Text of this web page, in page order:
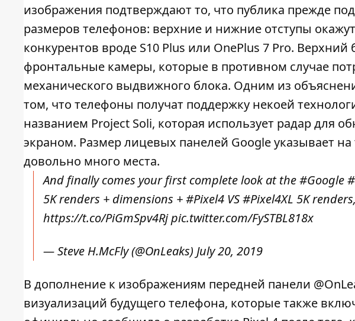
изображения подтверждают то, что публика прежде
размеров телефонов: верхние и нижние отступы
конкурентов вроде S10 Plus или OnePlus 7 Pro. Верхний
фронтальные камеры, которые в противном случае
механического выдвижного блока. Одним из
том, что телефоны получат поддержку некоей
названием Project Soli, которая использует радар для
экраном. Размер лицевых панелей Google указывает
довольно много места.
And finally comes your first complete look at the#Google
5K renders + dimensions +#Pixel4 VS#Pixel4XL 5K
https://t.co/PiGmSpv4Rjpic.twitter.com/FySTBL818x
— Steve H.McFly (@OnLeaks) July 20, 2019
В дополнение к изображениям передней панели
визуализаций будущего телефона, которые также